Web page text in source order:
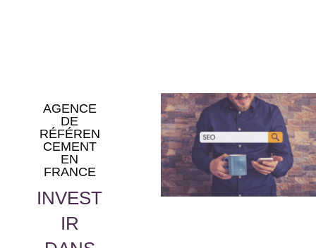
AGENCE
DE
RÉFÉREN
CEMENT
EN
FRANCE
INVEST
IR